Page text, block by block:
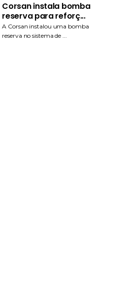
Corsan instala bomba
reserva para reforç...
A Corsan instalou uma bomba
reserva no sistema de ...